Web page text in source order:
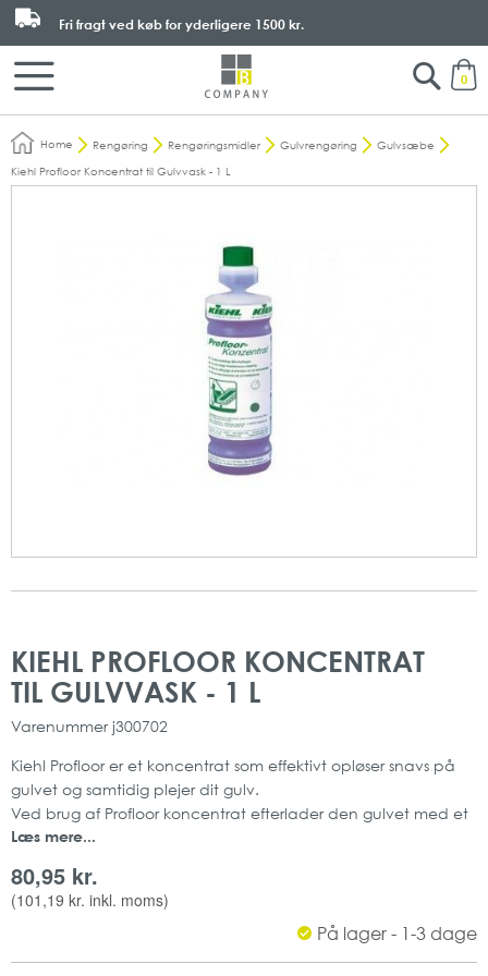
0
Fri fragt ved køb for yderligere 1500 kr.
Search
Home Rengøring Rengøringsmidler Gulvrengøring
Gulvsæbe
Kiehl Profloor Koncentrat til Gulvvask - 1 L
KIEHL PROFLOOR KONCENTRAT
TIL GULVVASK - 1 L
Varenummer j300702
Kiehl Profloor er et koncentrat som effektivt opløser snavs på
gulvet og samtidig plejer dit gulv.
Ved brug af Profloor koncentrat efterlader den gulvet med et
højmolekylær tensidfilm som får gulvet til at fremstå mere
Produktet er ideelt til at vaske og pleje gulvoverflader.
Rengøringsmidlet har en frisk duft, og er meget effektivt.
Læs mere...
80,95 kr.
(101,19 kr. inkl. moms)
På lager - 1-3 dage
slutningen
af
starten
af